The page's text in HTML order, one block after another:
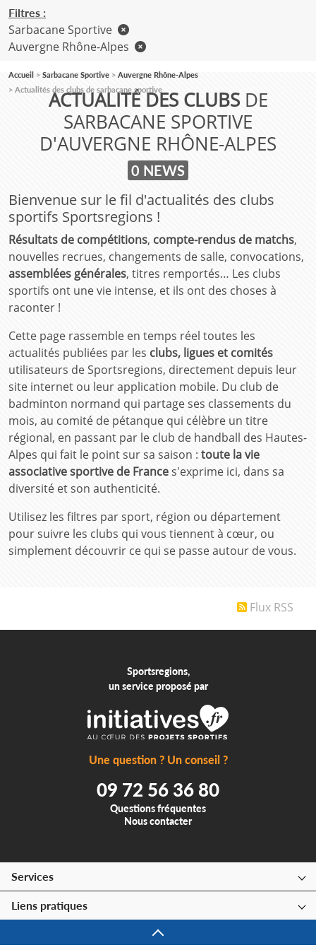
ACTUALITÉ DES CLUBSDE
SARBACANE SPORTIVE
D'AUVERGNE RHÔNE-ALPES
0 NEWS
Bienvenue sur le fil d'actualités des clubs
sportifs Sportsregions !
Résultats de compétitions, compte-rendus de matchs,
nouvelles recrues, changements de salle, convocations,
assemblées générales, titres remportés… Les clubs
sportifs ont une vie intense, et ils ont des choses à
raconter !
Cette page rassemble en temps réel toutes les
actualités publiées par les clubs, ligues et comités
utilisateurs de Sportsregions, directement depuis leur
site internet ou leur application mobile. Du club de
badminton normand qui partage ses classements du
mois, au comité de pétanque qui célèbre un titre
régional, en passant par le club de handball des Hautes-
Alpes qui fait le point sur sa saison : toute la vie
associative sportive de Frances'exprime ici, dans sa
diversité et son authenticité.
Utilisez les filtres par sport, région ou département
pour suivre les clubs qui vous tiennent à cœur, ou
simplement découvrir ce qui se passe autour de vous.
Flux RSS
Filtres :
Sarbacane Sportive
Auvergne Rhône-Alpes
Accueil Sarbacane Sportive
Auvergne Rhône-Alpes
Actualités des clubs de sarbacane sportive
Sportsregions,
un service proposé par
Une question ? Un conseil ?
09 72 56 36 80
Questions fréquentes
Nous contacter
Services
Liens pratiques